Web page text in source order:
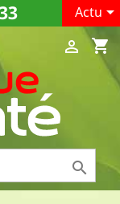
Actu
shopping_cart

